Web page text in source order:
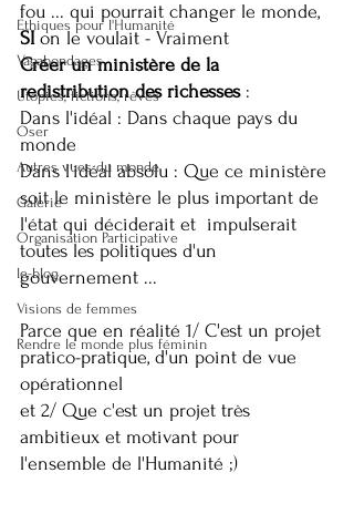
Ethiques pour l'Humanité
Vagabondages
Utopies, fictions, rêves
Oser
Autres vues du monde
Galerie
Organisation Participative
le-blog
Visions de femmes
Rendre le monde plus féminin
fou ... qui pourrait changer le monde,
SI on le voulait - Vraiment
Créer un ministère de la
redistribution des richesses :
Dans l'idéal : Dans chaque pays du
monde
Dans l'idéal absolu : Que ce ministère
soit le ministère le plus important de
l'état qui déciderait et  impulserait
toutes les politiques d'un
gouvernement ...
Parce que en réalité 1/ C'est un projet
pratico-pratique, d'un point de vue
opérationnel
et 2/ Que c'est un projet très
ambitieux et motivant pour
l'ensemble de l'Humanité ;)